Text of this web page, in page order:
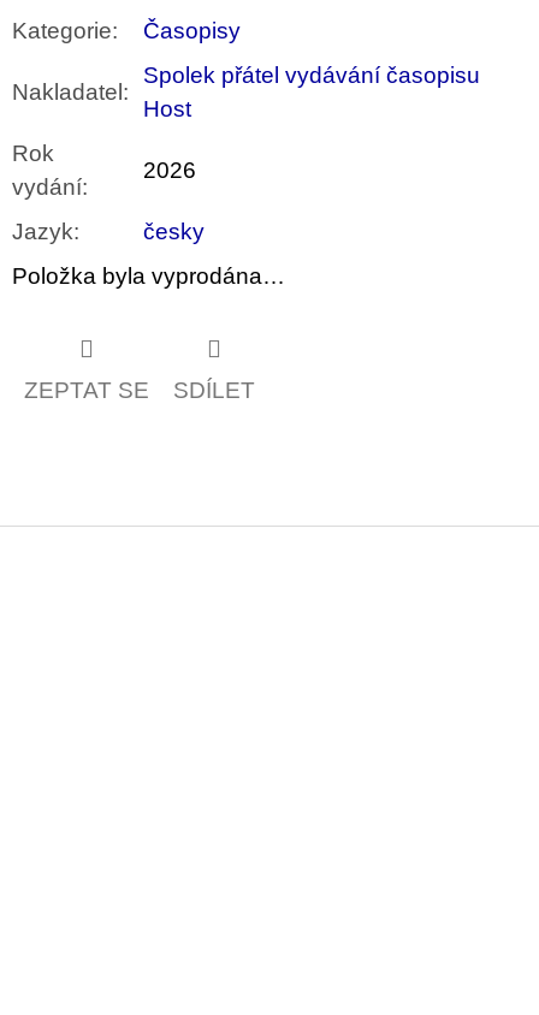
Kategorie: Časopisy
Nakladatel :
Spolek přátel vydávání časopisu
Host
Rok
vydání:
2026
Jazyk:
česky
Položka byla vyprodána…
ZEPTAT SE SDÍLET